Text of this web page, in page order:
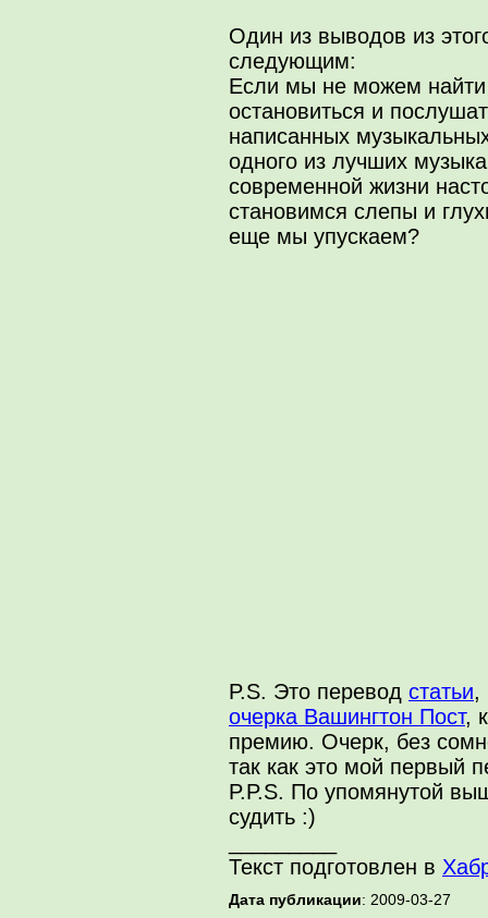
Один из выводов из
следующим:
Если мы не можем найти
остановиться и
написанных
одного из лучших
современной жизни
становимся слепы и
еще мы упускаем?
P.S. Это перевод статьи,
очерка Вашингтон Пост,
премию. Очерк, без
так как это мой первый
P.P.S. По упомянутой
судить :)
Текст подготовлен в
Дата публикации: 2009-03-27